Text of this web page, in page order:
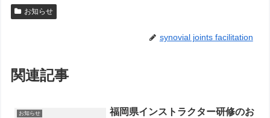
お知らせ
synovial joints facilitation
関連記事
お知らせ
福岡県インストラクター研修のお